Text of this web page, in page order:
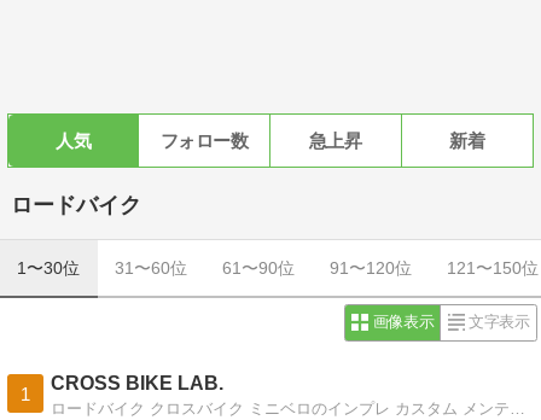
人気 フォロー数 急上昇 新着
ロードバイク
1〜30位 31〜60位 61〜90位 91〜120位 121〜150位
画像表示 文字表示
1
CROSS BIKE LAB.